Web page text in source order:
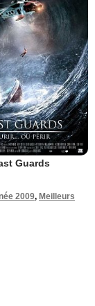
Guards
2009, Meilleurs